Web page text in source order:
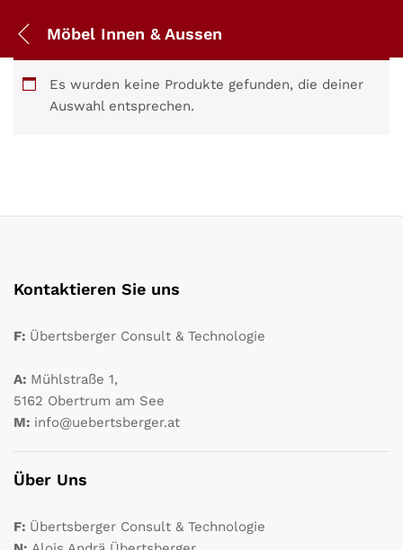
Möbel Innen & Aussen
Es wurden keine Produkte gefunden, die deiner
Auswahl entsprechen.
Kontaktieren Sie uns
F: Übertsberger Consult & Technologie
A: Mühlstraße 1,
5162 Obertrum am See
M: info@uebertsberger.at
Über Uns
F: Übertsberger Consult & Technologie